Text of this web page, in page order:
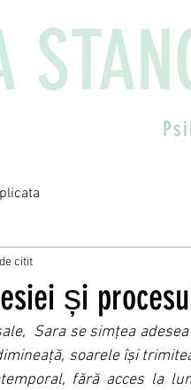
și
citit
Sara se simțea
soarele își
fără acces la